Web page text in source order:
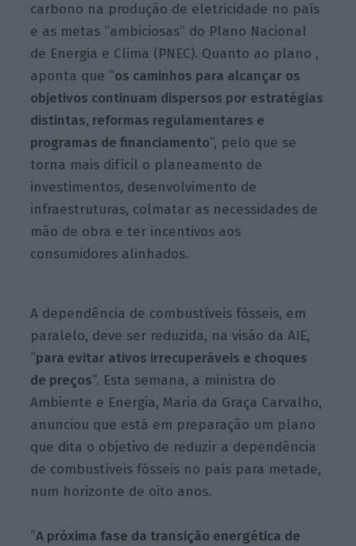
carbono na produção de eletricidade no país
e as metas “ambiciosas” do Plano Nacional
de Energia e Clima (PNEC). Quanto ao plano ,
aponta que “os caminhos para alcançar os
objetivos continuam dispersos por estratégias
distintas, reformas regulamentares e
programas de financiamento”, pelo que se
torna mais difícil o planeamento de
investimentos, desenvolvimento de
infraestruturas, colmatar as necessidades de
mão de obra e ter incentivos aos
consumidores alinhados.
A dependência de combustíveis fósseis, em
paralelo, deve ser reduzida, na visão da AIE,
“para evitar ativos irrecuperáveis e choques
de preços”. Esta semana, a ministra do
Ambiente e Energia, Maria da Graça Carvalho,
anunciou que está em preparação um plano
que dita o objetivo de reduzir a dependência
de combustíveis fósseis no país para metade,
num horizonte de oito anos.
“A próxima fase da transição energética de